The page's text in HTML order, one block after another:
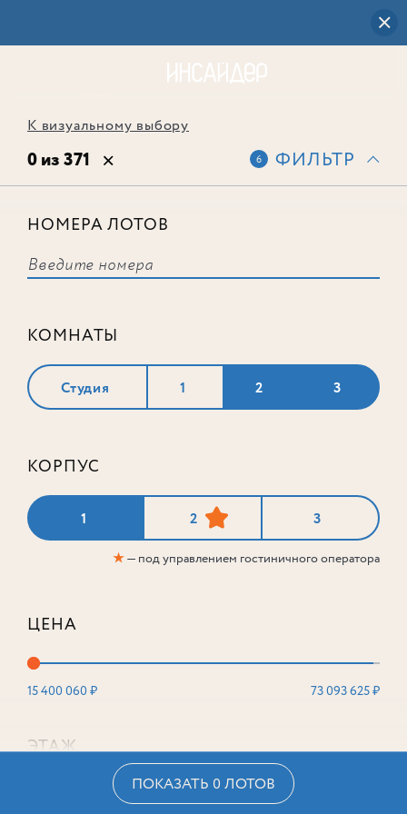
К визуальному выбору
0 из 371 6 ФИЛЬТР
НОМЕРА ЛОТОВ
КОМНАТЫ
Студия 1 2 3
КОРПУС
1 2 3
★— под управлением гостиничного оператора
ЦЕНА
15 400 060 ₽ 73 093 625 ₽
ЭТАЖ
ПОКАЗАТЬ 0 ЛОТОВ
соответствует ни одного лота